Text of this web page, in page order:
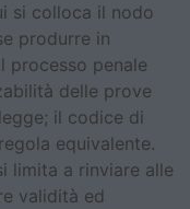
si colloca il nodo
produrre in
processo penale
delle prove
il codice di
equivalente.
limita a rinviare alle
validità ed